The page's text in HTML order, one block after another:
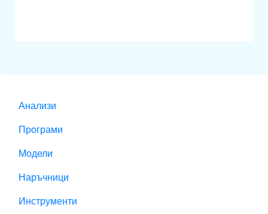
Анализи
Програми
Модели
Наръчници
Инструменти